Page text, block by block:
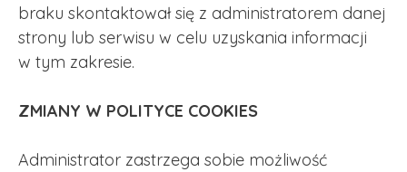
braku skontaktował się z administratorem danej
strony lub serwisu w celu uzyskania informacji
w tym zakresie.
ZMIANY W POLITYCE COOKIES
Administrator zastrzega sobie możliwość